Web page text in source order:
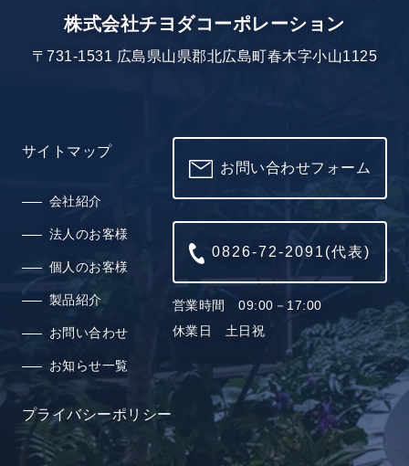
株式会社チヨダコーポレーション
〒731-1531 広島県山県郡北広島町春木字小山1125
サイトマップ
会社紹介
法人のお客様
個人のお客様
製品紹介
お問い合わせ
お知らせ一覧
プライバシーポリシー
お問い合わせフォーム
0826-72-2091(代表)
営業時間 09:00－17:00
休業日 土日祝